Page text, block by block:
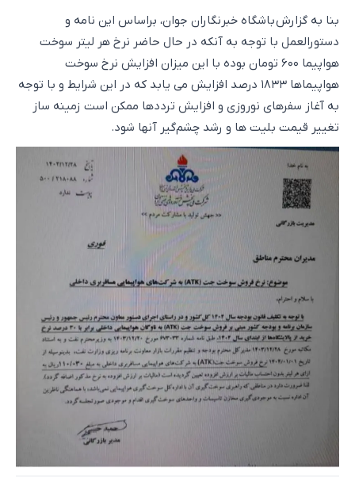
بنا به گزارش باشگاه خبرنگاران جوان، براساس این نامه و
دستورالعمل با توجه به آنکه در حال حاضر نرخ هر لیتر سوخت
هواپیما ۶۰۰ تومان بوده با این میزان افزایش نرخ سوخت
هواپیماها ۱۸۳۳ درصد افزایش می یابد که در این شرایط و با توجه
به آغاز سفرهای نوروزی و افزایش ترددها ممکن است زمینه ساز
تغییر قیمت بلیت ها و رشد چشم‌گیر آنها شود.